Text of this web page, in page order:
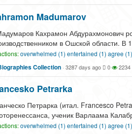
Madumarov
Кахрамон Абдурахмонович
в Ошской области. В
overwhelmed (1) entertained (1) agree (1)
Collection · 3287 days ago 0 2234
Petrarka
Петрарка (итал. Francesco
ученик Варлаама
overwhelmed (1) entertained (1) agree (1)